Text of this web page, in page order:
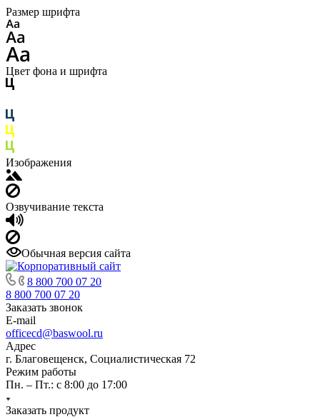
Размер шрифта
Цвет фона и шрифта
Изображения
Озвучивание текста
Обычная версия сайта
8 800 700 07 20
8 800 700 07 20
Заказать звонок
E-mail
officecd@baswool.ru
Адрес
г. Благовещенск, Социалистическая 72
Режим работы
Пн. – Пт.: с 8:00 до 17:00
Заказать продукт